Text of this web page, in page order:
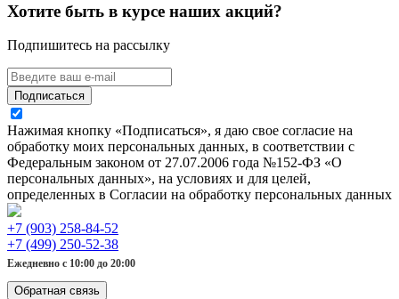
Хотите быть в курсе наших акций?
Подпишитесь на рассылку
Подписаться
Нажимая кнопку «Подписаться», я даю свое согласие на
обработку моих персональных данных, в соответствии с
Федеральным законом от 27.07.2006 года №152-ФЗ «О
персональных данных», на условиях и для целей,
определенных в Согласии на обработку персональных данных
+7 (903) 258-84-52
+7 (499) 250-52-38
Ежедневно с 10:00 до 20:00
Обратная связь